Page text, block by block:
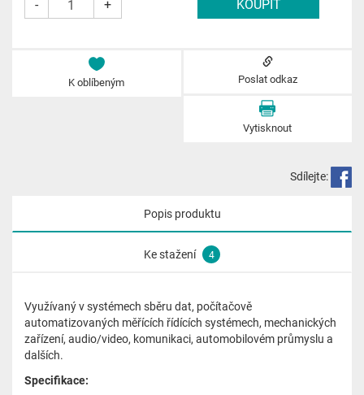
- +
K oblíbeným Poslat odkaz
Vytisknout
Sdílejte:
Popis produktu
Ke stažení 4
Využívaný v systémech sběru dat, počítačově
automatizovaných měřících řídících systémech, mechanických
zařízení, audio/video, komunikaci, automobilovém průmyslu a
dalších.
Specifikace: